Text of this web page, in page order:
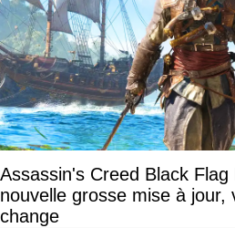
Assassin's Creed Black
nouvelle grosse mise à jour,
change